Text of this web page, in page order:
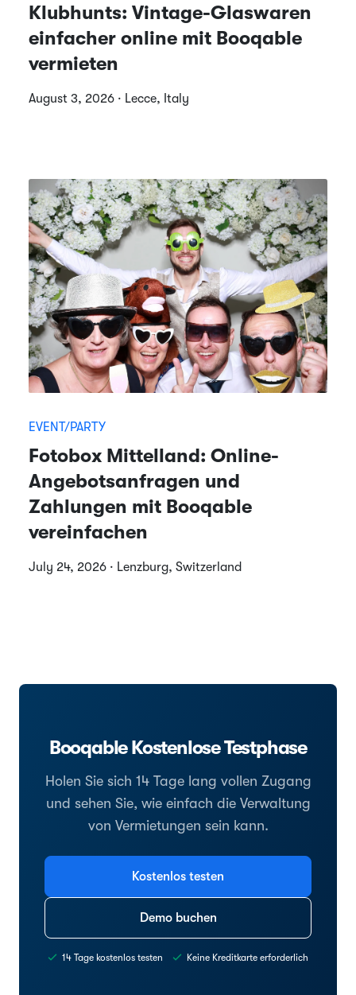
Klubhunts: Vintage-Glaswaren
einfacher online mit Booqable
vermieten
August 3, 2026 · Lecce, Italy
EVENT/PARTY
Fotobox Mittelland: Online-
Angebotsanfragen und
Zahlungen mit Booqable
vereinfachen
July 24, 2026 · Lenzburg, Switzerland
Booqable Kostenlose Testphase
Holen Sie sich 14 Tage lang vollen Zugang
und sehen Sie, wie einfach die Verwaltung
von Vermietungen sein kann.
Kostenlos testen
Demo buchen
14 Tage kostenlos testen Keine Kreditkarte erforderlich